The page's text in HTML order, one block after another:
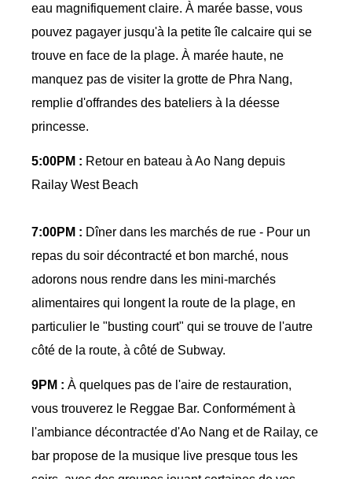
eau magnifiquement claire. À marée basse, vous
pouvez pagayer jusqu'à la petite île calcaire qui se
trouve en face de la plage. À marée haute, ne
manquez pas de visiter la grotte de Phra Nang,
remplie d'offrandes des bateliers à la déesse
princesse.
5:00PM : Retour en bateau à Ao Nang depuis
Railay West Beach
7:00PM : Dîner dans les marchés de rue - Pour un
repas du soir décontracté et bon marché, nous
adorons nous rendre dans les mini-marchés
alimentaires qui longent la route de la plage, en
particulier le "busting court" qui se trouve de l'autre
côté de la route, à côté de Subway.
9PM : À quelques pas de l'aire de restauration,
vous trouverez le Reggae Bar. Conformément à
l'ambiance décontractée d'Ao Nang et de Railay, ce
bar propose de la musique live presque tous les